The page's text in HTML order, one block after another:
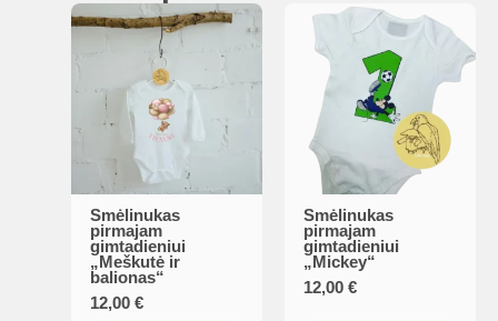
chosen
on
product
Smėlinukas
pirmajam
gimtadieniui
„Meškutė ir
balionas“
12,00€
This
product
has
multiple
Smėlinukas
pirmajam
gimtadieniui
„Mickey“
12,00€
This
product
has